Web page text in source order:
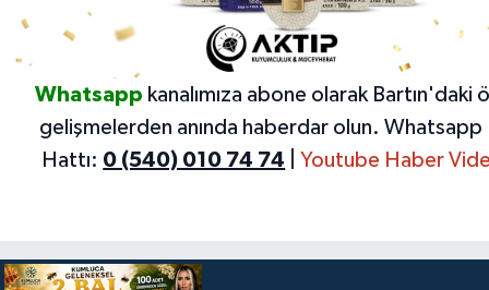
Whatsapp kanalımıza abone olarak Bartın'daki
gelişmelerden anında haberdar olun. Whatsapp
Hattı: 0 (540) 010 74 74 Youtube Haber